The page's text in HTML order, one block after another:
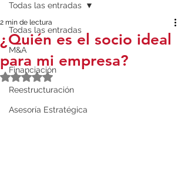
Todas las entradas
M&A
Financiación
Reestructuración
Asesoría Estratégica
Todas las entradas
¿Quién es el socio ideal
para mi empresa?
2 min de lectura
Obtuvo NaN de 5 estrellas.